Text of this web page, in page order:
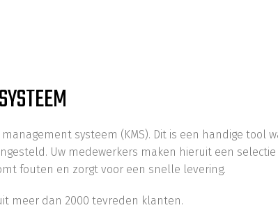
systeem (KMS). Dit is een handige tool
Uw medewerkers maken hieruit een
fouten en zorgt voor een snelle levering.
meer dan 2000 tevreden klanten.